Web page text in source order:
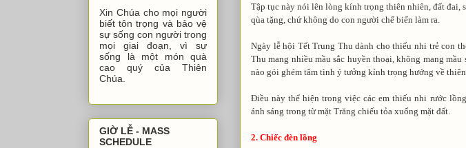
Tập tục này nói lên lòng kính trọng thiên nhiên, đất đai,
qùa tặng, chứ không do con người chế biến làm ra.
Ngày lễ hội Tết Trung Thu dành cho thiếu nhi trẻ con
Thu mang nhiều mầu sắc huyền thoại, không mang
nào gói ghém tâm tình ý tưởng kính trọng hướng về
Điều này thể hiện trong việc các em thiếu nhi rước
ánh sáng trong từ mặt Trăng chiếu tỏa xuống mặt đất.
2. Chiếc đèn lồng
Xin Chúa cho mọi người
biết tôn trọng và bảo vệ
sự sống con người trong
mọi giai đoạn, vì sự
sống là một món quà
cao quý của Thiên
Chúa.
GIỜ LỄ - MASS
SCHEDULE